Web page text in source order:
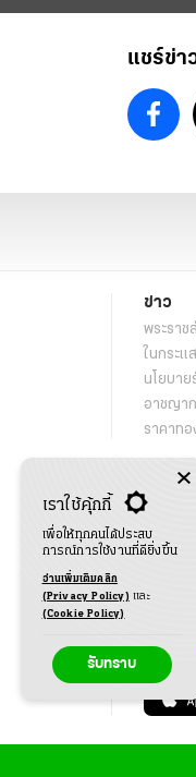
แชร์ข่า
ข่าว
พระราช
ในกระแส
นโยบาย
อาชญา
ราคาทอ
เกี่ยวกั
กิจกรรม
เงื่อนไข
เราใช้คุ้กกี้
เพื่อให้ทุกคนได้ประสบ
การณ์การใช้งานที่ดียิ่งขึ้น
อ่านเพิ่มเติมคลิก
(Privacy Policy) และ
(Cookie Policy)
รับทราบ